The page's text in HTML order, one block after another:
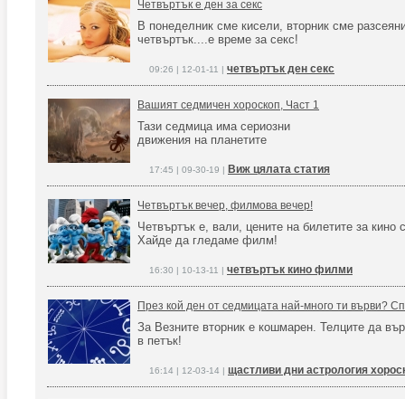
Четвъртък е ден за секс
В понеделник сме кисели, вторник сме
четвъртък....е време за секс!
09:26 | 12-01-11 | четвъртък ден секс
Вашият седмичен хороскоп, Част 1
Тази седмица има сериозни
движения на планетите
17:45 | 09-30-19 | Виж цялата статия
Четвъртък вечер, филмова вечер!
Четвъртък е, вали, цените на билетите за кино
Хайде да гледаме филм!
16:30 | 10-13-11 | четвъртък кино филми
През кой ден от седмицата най-много ти върви?
За Везните вторник е кошмарен. Телците да
в петък!
16:14 | 12-03-14 | щастливи дни астрология